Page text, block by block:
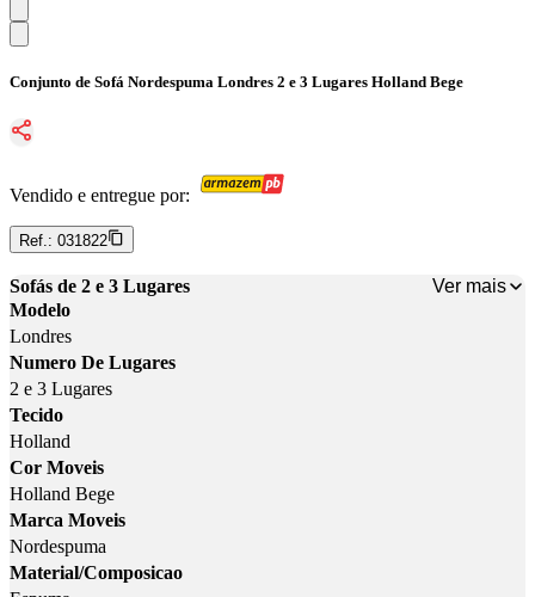
Conjunto de Sofá Nordespuma Londres 2 e 3 Lugares Holland Bege
Vendido e entregue por:
Ref.: 031822
Sofás de 2 e 3 Lugares
Ver mais
Modelo
Londres
Numero De Lugares
2 e 3 Lugares
Tecido
Holland
Cor Moveis
Holland Bege
Marca Moveis
Nordespuma
Material/Composicao